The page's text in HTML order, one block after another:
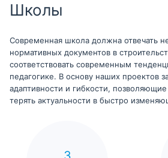
Школы
Современная школа должна отвечать
нормативных документов в
соответствовать современным
педагогике. В основу наших проектов
адаптивности и гибкости,
терять актуальности в быстро